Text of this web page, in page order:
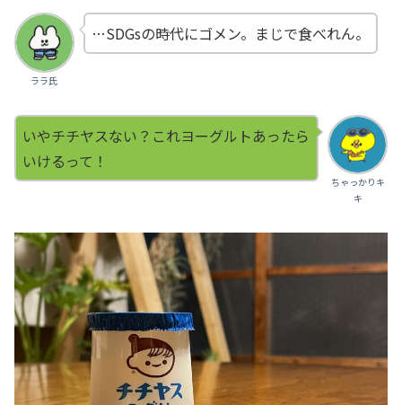
ララ氏
…SDGsの時代にゴメン。まじで食べれん。
ちゃっかりキ
キ
いやチチヤスない？これヨーグルトあったら
いけるって！